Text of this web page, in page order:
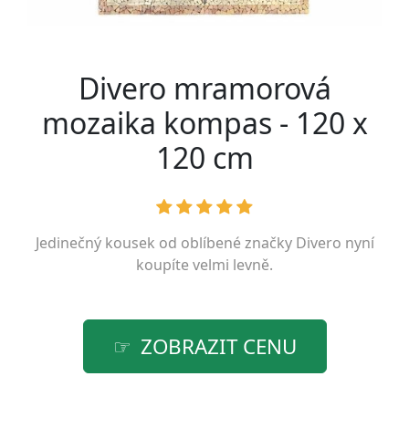
Divero mramorová
mozaika kompas - 120 x
120 cm
Jedinečný kousek od oblíbené značky Divero nyní
koupíte velmi levně.
ZOBRAZIT CENU